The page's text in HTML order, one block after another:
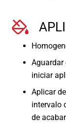
Aguardar
iniciar
Aplicar
intervalo
de